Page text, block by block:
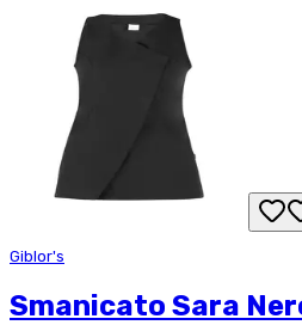
Giblor's
Smanicato Sara